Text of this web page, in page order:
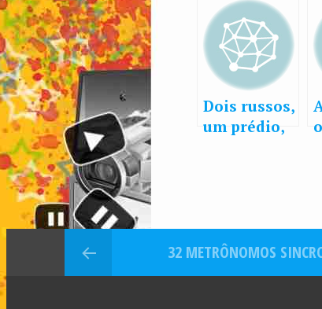
Dois russos,
um prédio,
32 METRÔNOMOS